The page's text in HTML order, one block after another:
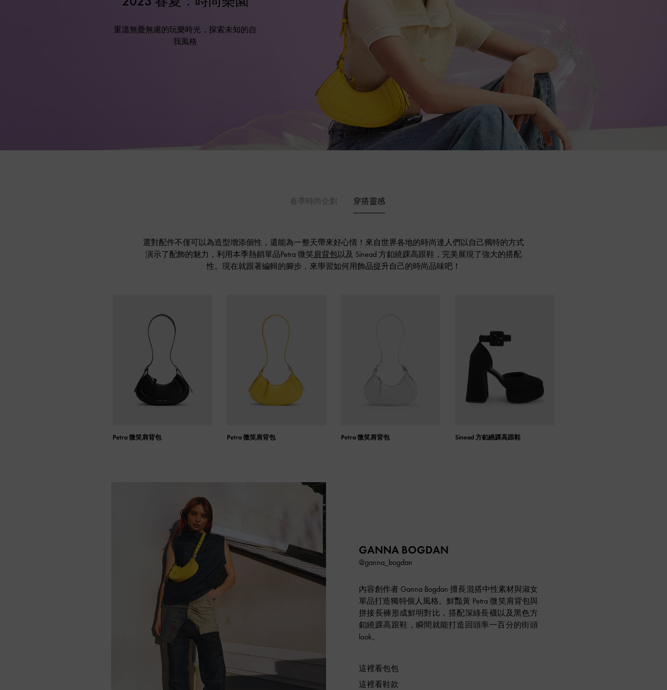
重溫無憂無慮的玩樂時光，探索未知的自
我風格
春季時尚企劃 穿搭靈感
選對配件不僅可以為造型增添個性，還能為一整天帶來好心情！來自世界各地的時尚達人們以自己獨特的方式
演示了配飾的魅力，利用本季熱銷單品Petra 微笑肩背包以及 Sinead 方釦繞踝高跟鞋，完美展現了強大的搭配
性。現在就跟著編輯的腳步，來學習如何用飾品提升自己的時尚品味吧！
Petra 微笑肩背包 Petra 微笑肩背包 Petra 微笑肩背包 Sinead 方釦繞踝高跟鞋
GANNA BOGDAN
@ganna_bogdan
內容創作者 Ganna Bogdan 擅長混搭中性素材與淑女
單品打造獨特個人風格。鮮豔黃 Petra 微笑肩背包與
拼接長褲形成鮮明對比，搭配深綠長襪以及黑色方
釦繞踝高跟鞋，瞬間就能打造回頭率一百分的街頭
look。
這裡看包包
這裡看鞋款